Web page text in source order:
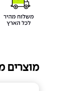
מוצרים